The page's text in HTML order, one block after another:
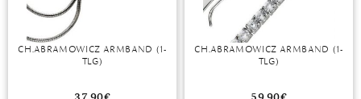
RUBIN
SAPHIR
CH.ABRAMOWICZ ARMBAND (1-
TLG)
CH.ABRAMOWICZ ARMBAND (1-
TLG)